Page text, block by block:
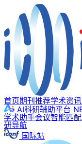
首页期刊推荐学术资讯
AI科研辅助平台
学术助手会议智能匹配
研导航
国际站